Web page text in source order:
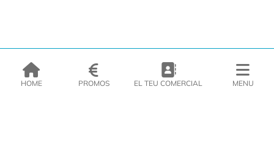
HOME PROMOS EL TEU COMERCIAL MENU